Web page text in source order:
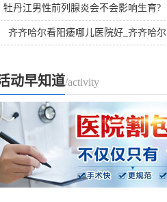
大男科医院
牡丹江男性前列腺炎会不会影响生育?
前列腺炎影响生育吗?
齐齐哈尔看阳痿哪儿医院好_齐齐哈尔
动早知道/activity